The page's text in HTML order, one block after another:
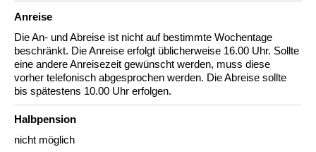
Anreise
Die An- und Abreise ist nicht auf bestimmte Wochentage
beschränkt. Die Anreise erfolgt üblicherweise 16.00 Uhr. Sollte
eine andere Anreisezeit gewünscht werden, muss diese
vorher telefonisch abgesprochen werden. Die Abreise sollte
bis spätestens 10.00 Uhr erfolgen.
Halbpension
nicht möglich